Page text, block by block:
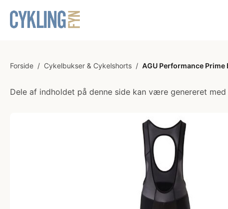
Forside / Cykelbukser & Cykelshorts / AGU Performance
Dele af indholdet på denne side kan være genereret